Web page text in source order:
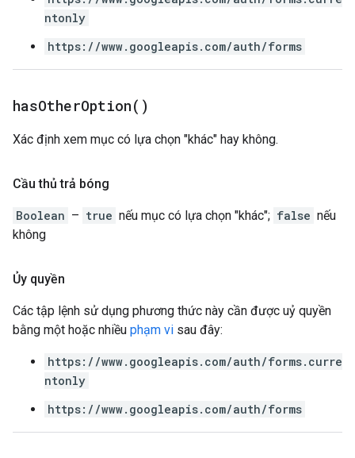
ntonly
https://www.googleapis.com/auth/forms
hasOtherOption( )
Xác định xem mục có lựa chọn "khác" hay không.
Cầu thủ trả bóng
Boolean – true nếu mục có lựa chọn "khác"; false nếu
không
Ủy quyền
Các tập lệnh sử dụng phương thức này cần được uỷ quyền
bằng một hoặc nhiều phạm vi sau đây:
https://www.googleapis.com/auth/forms.curre
ntonly
https://www.googleapis.com/auth/forms